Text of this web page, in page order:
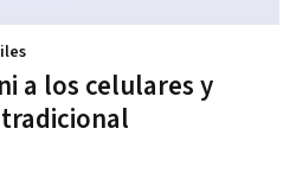
a los celulares y